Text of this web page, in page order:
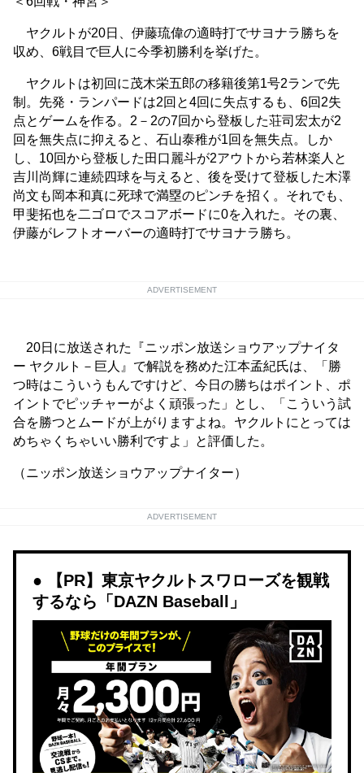
ヤクルトが20日、伊藤琉偉の適時打でサヨナラ勝ちを
収め、6戦目で巨人に今季初勝利を挙げた。
ヤクルトは初回に茂木栄五郎の移籍後第1号2ランで先
制。先発・ランパードは2回と4回に失点するも、6回2失
点とゲームを作る。2－2の7回から登板した荘司宏太が2
回を無失点に抑えると、石山泰稚が1回を無失点。しか
し、10回から登板した田口麗斗が2アウトから若林楽人と
吉川尚輝に連続四球を与えると、後を受けて登板した木澤
尚文も岡本和真に死球で満塁のピンチを招く。それでも、
甲斐拓也を二ゴロでスコアボードに0を入れた。その裏、
伊藤がレフトオーバーの適時打でサヨナラ勝ち。
ADVERTISEMENT
20日に放送された『ニッポン放送ショウアップナイタ
ー ヤクルト－巨人』で解説を務めた江本孟紀氏は、「勝
つ時はこういうもんですけど、今日の勝ちはポイント、ポ
イントでピッチャーがよく頑張った」とし、「こういう試
合を勝つとムードが上がりますよね。ヤクルトにとっては
めちゃくちゃいい勝利ですよ」と評価した。
（ニッポン放送ショウアップナイター）
ADVERTISEMENT
【PR】東京ヤクルトスワローズを観戦
するなら「DAZN Baseball」